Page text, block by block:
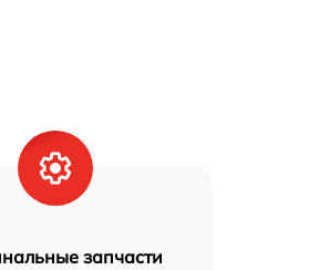
запчасти